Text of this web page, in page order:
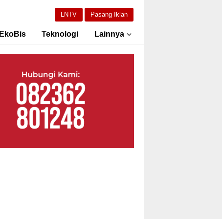
LNTV Pasang Iklan
EkoBis Teknologi Lainnya